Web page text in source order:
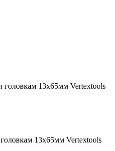
13х65мм Vertextools
13х65мм Vertextools